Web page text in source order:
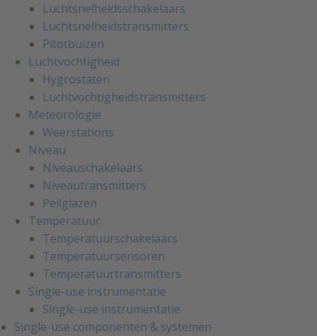
Luchtsnelheidsschakelaars
Luchtsnelheidstransmitters
Pitotbuizen
Luchtvochtigheid
Hygrostaten
Luchtvochtigheidstransmitters
Meteorologie
Weerstations
Niveau
Niveauschakelaars
Niveautransmitters
Peilglazen
Temperatuur
Temperatuurschakelaars
Temperatuursensoren
Temperatuurtransmitters
Single-use instrumentatie
Single-use instrumentatie
Single-use componenten & systemen